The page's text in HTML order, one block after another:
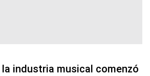
la industria musical comenzó